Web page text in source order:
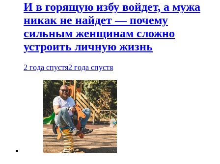
И в горящую избу войдет, а мужа
никак не найдет — почему
сильным женщинам сложно
устроить личную жизнь
2 года спустя2 года спустя